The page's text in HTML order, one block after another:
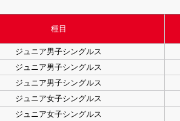
種目
ジュニア男子シングルス
ジュニア男子シングルス
ジュニア男子シングルス
ジュニア女子シングルス
ジュニア女子シングルス